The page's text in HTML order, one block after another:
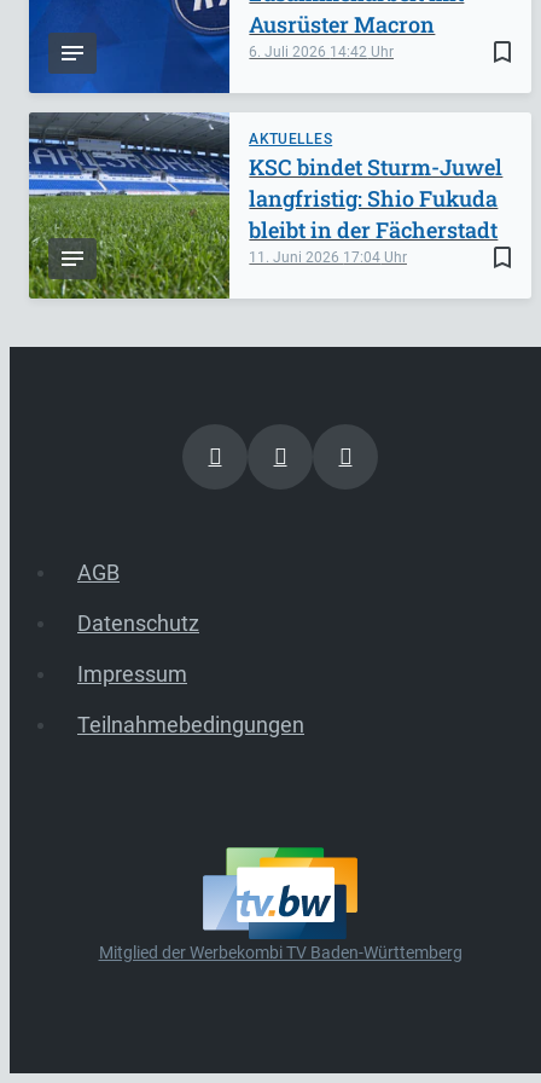
bookmark_border
6. Juli 2026 14:42
Ausrüster Macron
AKTUELLES
bookmark_border
11. Juni 2026 17:04
KSC bindet Sturm-Juwel
langfristig: Shio Fukuda
bleibt in der Fächerstadt
AGB
Datenschutz
Impressum
Teilnahmebedingungen
Mitglied der Werbekombi TV Baden-Württemberg